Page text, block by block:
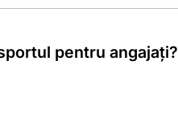
pentru angajați?